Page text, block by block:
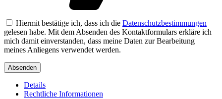
Hiermit bestätige ich, dass ich die Datenschutzbestimmungen
gelesen habe. Mit dem Absenden des Kontaktformulars erkläre ich
mich damit einverstanden, dass meine Daten zur Bearbeitung
meines Anliegens verwendet werden.
Details
Rechtliche Informationen